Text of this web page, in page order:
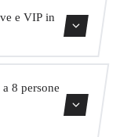
al
e VIP in
bilingue e
8 persone